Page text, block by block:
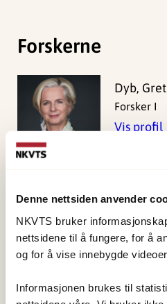
Denne nettsiden anvender
NKVTS bruker
nettsidene til å fungere, for å
og for å vise innebygde
Informasjonen brukes til
Forskerne
Dyb,
Forsker I
Vis profil
Sist redigert:8. august